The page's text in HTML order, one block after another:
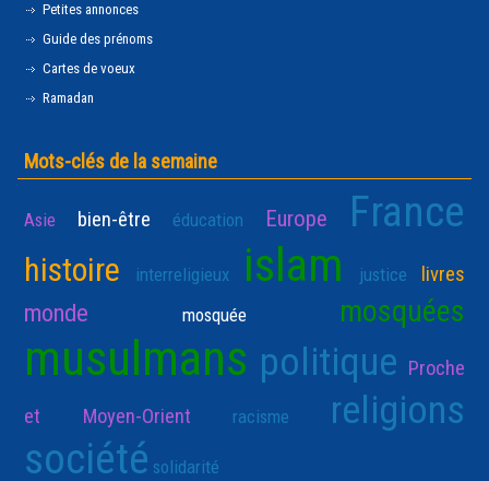
Petites annonces
Guide des prénoms
Cartes de voeux
Ramadan
Mots-clés de la semaine
Asie bien-être éducation Europe France
histoire interreligieux islam justice livres
monde mosquée mosquées
musulmans politique Proche
et Moyen-Orient
racisme religions
société solidarité